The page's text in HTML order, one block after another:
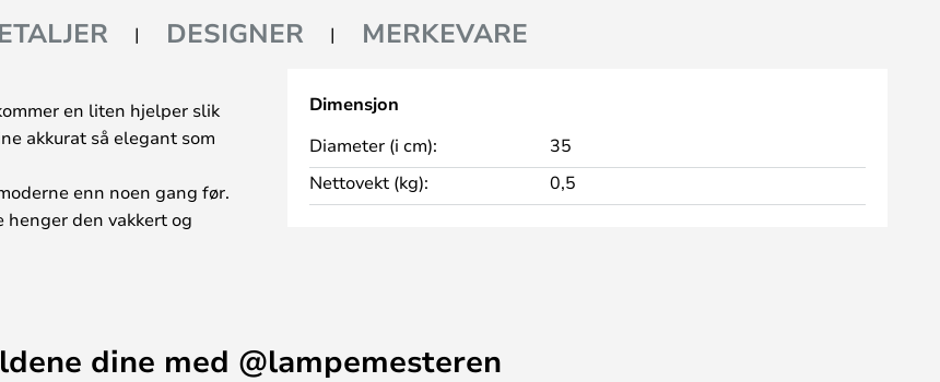
DESIGNER MERKEVARE
en liten hjelper slik
akkurat så elegant som
enn noen gang før.
henger den vakkert og
til en vakker liten
er plassert
Dimensjon
Diameter (i cm):
35
Nettovekt (kg):
0,5
dine med @lampemesteren